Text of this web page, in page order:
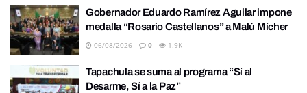
Gobernador Eduardo Ramírez Aguilar impone
medalla “Rosario Castellanos” a Malú Mícher
06/08/2026 0 1.9K
Tapachula se suma al programa “Sí al
Desarme, Sí a la Paz”